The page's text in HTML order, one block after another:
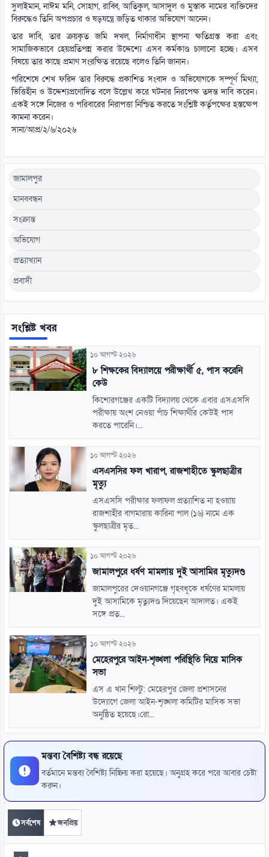
সুলাইমান, নাঈম মনি, সোহাগ, রাব্বি, আতিকুল, আসাদুল ও মুস্তাক নামের ব্যক্তিদের
বিরুদ্ধেও তিনি অপপ্রচার ও ষড়যন্ত্রে জড়িত থাকার অভিযোগ আনেন।
তার দাবি, তার ক্রয়কৃত জমি দখল, নির্মাণাধীন স্থাপনা ক্ষতিগ্রস্ত করা এবং
সামাজিকভাবে হেয়প্রতিপন্ন করার উদ্দেশ্যে এসব কর্মকাণ্ড চালানো হচ্ছে। এসব
বিষয়ে তার কাছে প্রমাণ সংরক্ষিত রয়েছে বলেও তিনি জানান।
পরিশেষে শেখ ফরিদ তার বিরুদ্ধে প্রকাশিত সংবাদ ও অভিযোগকে সম্পূর্ণ মিথ্যা,
ভিত্তিহীন ও উদ্দেশ্যপ্রণোদিত বলে উল্লেখ করে ঘটনার নিরপেক্ষ তদন্ত দাবি করেন।
একই সঙ্গে নিজের ও পরিবারের নিরাপত্তা নিশ্চিত করতে সংশ্লিষ্ট কর্তৃপক্ষের হস্তক্ষেপ
কামনা করেন।
সানা/আপ্র/২/৬/২০২৬
জামালপুর
মানববন্ধন
সংক্রান্ত
অভিযোগ
প্রত্যাখ্যান
প্রবাসী
সংশ্লিষ্ট খবর
১০ আগস্ট ২০২৬
৮ শিক্ষকের বিদ্যালয়ে পরীক্ষার্থী ৫, পাস করেনি
কেউ
কিশোরগঞ্জের একটি বিদ্যালয় থেকে এবার এসএসসি
পরীক্ষায় অংশ নেওয়া পাঁচ শিক্ষার্থীর কেউই পাস
করতে পারেনি।...
১০ আগস্ট ২০২৬
এসএসসির ফল খারাপ, রাজশাহীতে স্কুলছাত্রীর
মৃত্যু
এসএসসি পরীক্ষার ফলাফল প্রত্যাশিত না হওয়ায়
রাজশাহীর বাগমারায় কারিনা পাল (১৬) নামে এক
স্কুলছাত্রীর মৃত...
১০ আগস্ট ২০২৬
জামালপুরে ধর্ষণ মামলায় দুই আসামির মৃত্যুদণ্ড
জামালপুরের দেওয়ানগঞ্জে গৃহবধূকে ধর্ষণের মামলায়
দুই আসামিকে মৃত্যুদণ্ড দিয়েছেন আদালত। একই
সঙ্গে প্রত্...
১০ আগস্ট ২০২৬
মেহেরপুরে আইন-শৃঙ্খলা পরিস্থিতি নিয়ে মাসিক
সভা
এস এ খান শিল্টু: মেহেরপুর জেলা প্রশাসনের
উদ্যোগে জেলা আইন-শৃঙ্খলা কমিটির মাসিক সভা
অনুষ্ঠিত হয়েছে।রো...
মন্তব্য বৈশিষ্ট্য বন্ধ রয়েছে
বর্তমানে মন্তব্য বৈশিষ্ট্য নিষ্ক্রিয় করা হয়েছে। অনুগ্রহ করে পরে আবার চেষ্টা
করুন।
সর্বশেষ জনপ্রিয়